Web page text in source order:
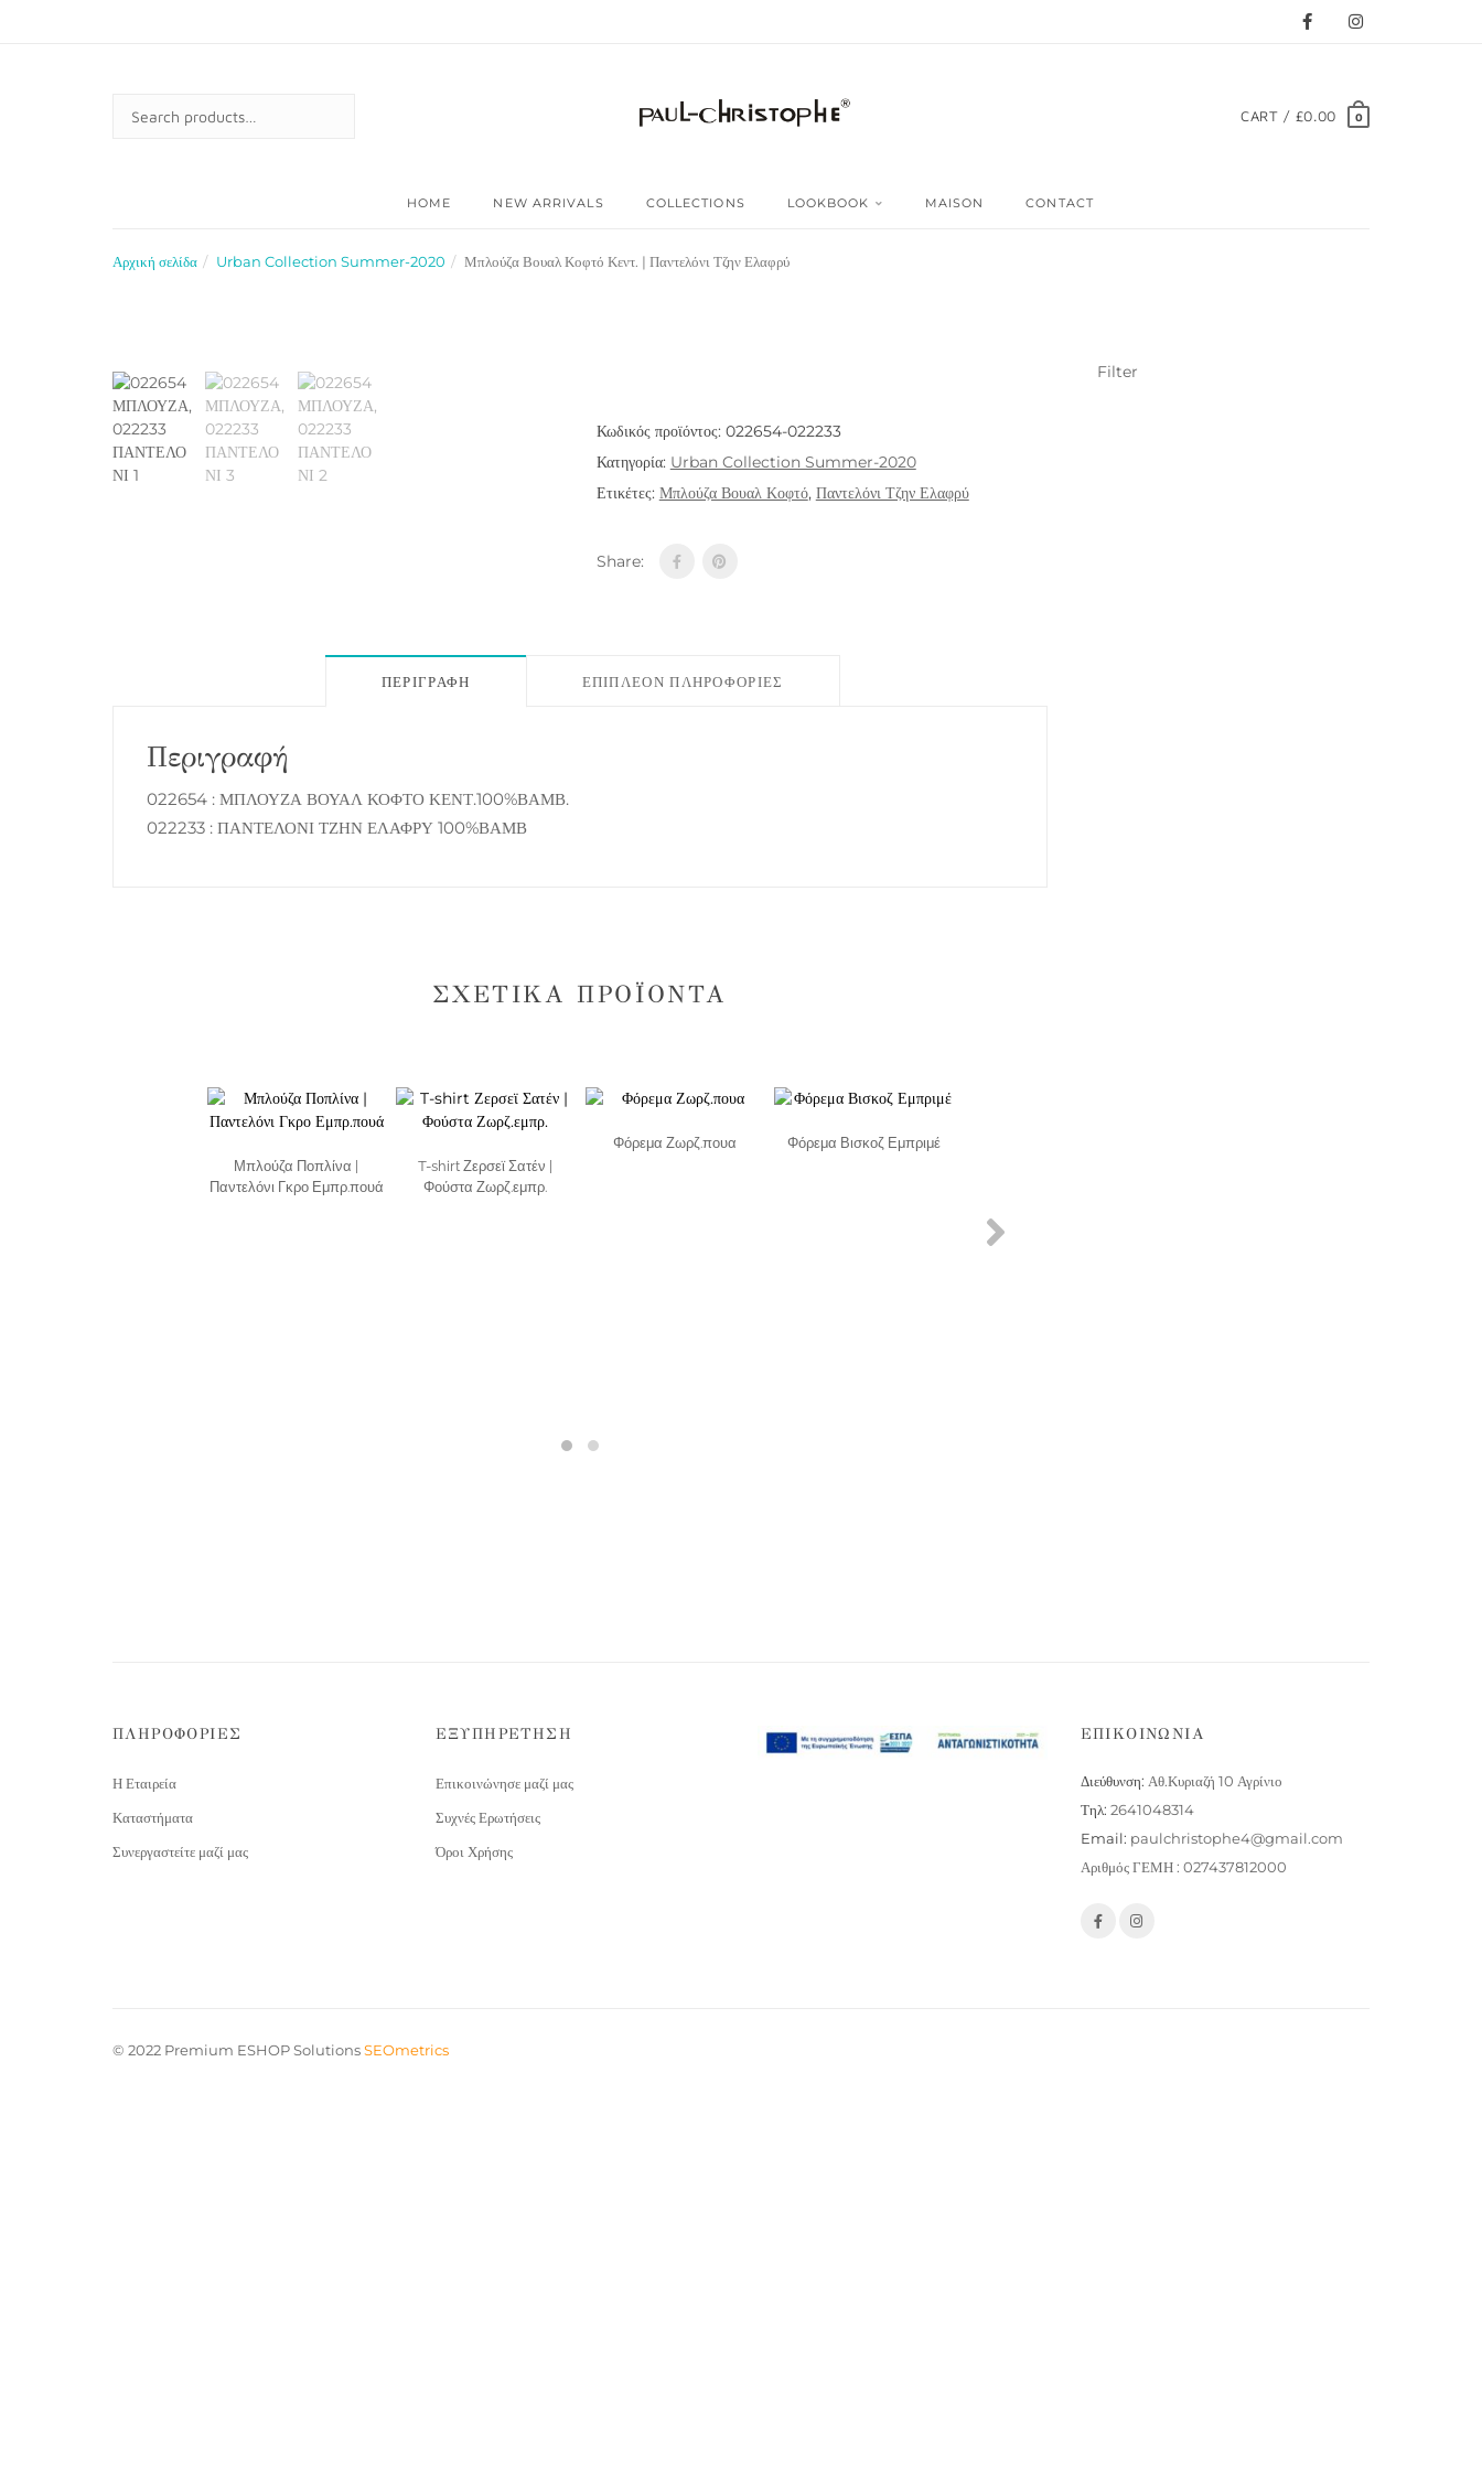
FOR:
0
CART / £0.00
HOME NEW ARRIVALS COLLECTIONS LOOKBOOK MAISON CONTACT
Αρχική σελίδα Urban Collection Summer-2020 Μπλούζα Βουαλ Κοφτό Κεντ. | Παντελόνι Τζην Ελαφρύ
Κωδικός προϊόντος: 022654-022233
Κατηγορία: Urban Collection Summer-2020
Ετικέτες: Μπλούζα Βουαλ Κοφτό, Παντελόνι Τζην Ελαφρύ
Share:
ΠΕΡΙΓΡΑΦΉ ΕΠΙΠΛΈΟΝ ΠΛΗΡΟΦΟΡΊΕΣ
Περιγραφή
022654 : ΜΠΛΟΥΖΑ ΒΟΥΑΛ ΚΟΦΤΟ ΚΕΝΤ.100%ΒΑΜΒ.
022233 : ΠΑΝΤΕΛΟΝΙ ΤΖΗΝ ΕΛΑΦΡΥ 100%ΒΑΜΒ
ΣΧΕΤΙΚΆ ΠΡΟΪΌΝΤΑ
Μπλούζα Ποπλίνα |
Παντελόνι Γκρο Εμπρ.πουά
T-shirt Ζερσεϊ Σατέν |
Φούστα Ζωρζ.εμπρ.
Φόρεμα Ζωρζ.πουα Φόρεμα Βισκοζ Εμπριμέ
Filter
ΠΛΗΡΟΦΟΡΙΕΣ
Η Εταιρεία
Καταστήματα
Συνεργαστείτε μαζί μας
ΕΞΥΠΗΡΕΤΗΣΗ
Επικοινώνησε μαζί μας
Συχνές Ερωτήσεις
Όροι Χρήσης
ΕΠΙΚΟΙΝΩΝΙΑ
Διεύθυνση: Αθ.Κυριαζή 10 Αγρίνιο
Τηλ: 2641048314
Email: paulchristophe4@gmail.com
Αριθμός ΓΕΜΗ : 027437812000
© 2022 Premium ESHOP SolutionsSEOmetrics